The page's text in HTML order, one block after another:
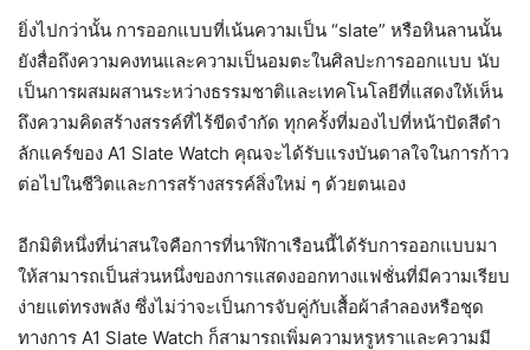
ยิ่งไปกว่านั้น การออกแบบที่เน้นความเป็น “slate” หรือหินลานนั้น
ยังสื่อถึงความคงทนและความเป็นอมตะในศิลปะการออกแบบ นับ
เป็นการผสมผสานระหว่างธรรมชาติและเทคโนโลยีที่แสดงให้เห็น
ถึงความคิดสร้างสรรค์ที่ไร้ขีดจำกัด ทุกครั้งที่มองไปที่หน้าปัดสีดำ
ลักแคร์ของ A1 Slate Watch คุณจะได้รับแรงบันดาลใจในการก้าว
ต่อไปในชีวิตและการสร้างสรรค์สิ่งใหม่ ๆ ด้วยตนเอง
อีกมิติหนึ่งที่น่าสนใจคือการที่นาฬิกาเรือนนี้ได้รับการออกแบบมา
ให้สามารถเป็นส่วนหนึ่งของการแสดงออกทางแฟชั่นที่มีความเรียบ
ง่ายแต่ทรงพลัง ซึ่งไม่ว่าจะเป็นการจับคู่กับเสื้อผ้าลำลองหรือชุด
ทางการ A1 Slate Watch ก็สามารถเพิ่มความหรูหราและความมี